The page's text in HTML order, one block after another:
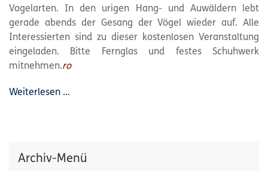
Vogelarten. In den urigen Hang- und Auwäldern lebt
gerade abends der Gesang der Vögel wieder auf. Alle
Interessierten sind zu dieser kostenlosen Veranstaltung
eingeladen. Bitte Fernglas und festes Schuhwerk
mitnehmen.ro
Weiterlesen …
Archiv-Menü